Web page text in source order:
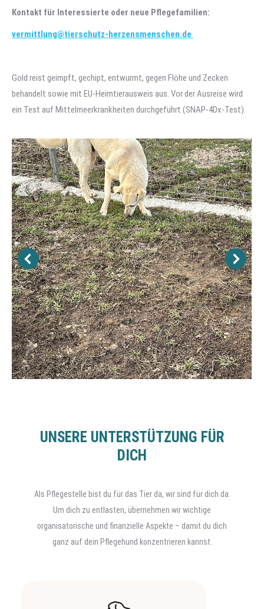
Kontakt für Interessierte oder neue Pflegefamilien:
vermittlung@tierschutz-herzensmenschen.de
Gold reist geimpft, gechipt, entwurmt, gegen Flöhe und Zecken
behandelt sowie mit EU-Heimtierausweis aus. Vor der Ausreise wird
ein Test auf Mittelmeerkrankheiten durchgeführt (SNAP-4Dx-Test).
UNSERE UNTERSTÜTZUNG FÜR
DICH
Als Pflegestelle bist du für das Tier da, wir sind für dich da.
Um dich zu entlasten, übernehmen wir wichtige
organisatorische und finanzielle Aspekte – damit du dich
ganz auf dein Pflegehund konzentrieren kannst.